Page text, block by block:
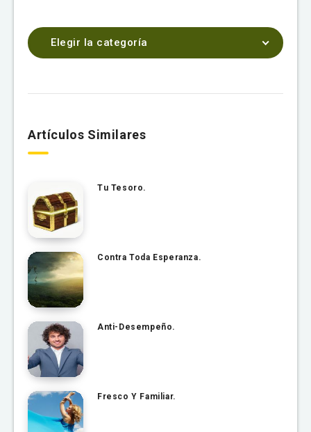
Elegir la categoría
Artículos Similares
Tu Tesoro.
Contra Toda Esperanza.
Anti-Desempeño.
Fresco Y Familiar.